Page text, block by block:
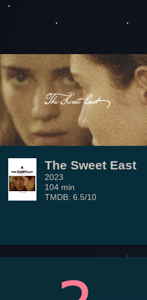
The Sweet East
2023
104 min
TMDB: 6.5/10